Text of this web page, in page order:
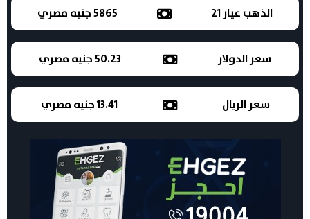
الذهب عيار 21 5865 جنيه مصري
سعر الدولار 50.23 جنيه مصري
سعر الريال 13.41 جنيه مصري